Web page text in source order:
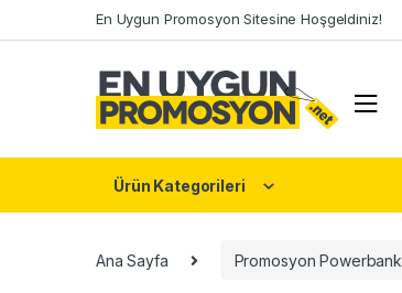
to
to
En Uygun Promosyon Sitesine Hoşgeldiniz!
Ürün Kategorileri
Ana Sayfa Promosyon Powerbank